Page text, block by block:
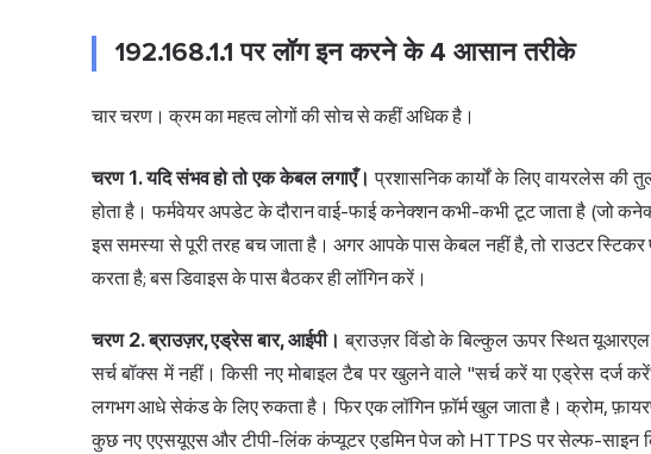
192.168.1.1 पर लॉग इन करने के 4 आसान तरीके
चार चरण। क्रम का महत्व लोगों की सोच से कहीं अधिक है।
चरण 1. यदि संभव हो तो एक केबल लगाएँ। प्रशासनिक कार्यों के लिए वायरलेस की
होता है। फर्मवेयर अपडेट के दौरान वाई-फाई कनेक्शन कभी-कभी टूट जाता है (जो
इस समस्या से पूरी तरह बच जाता है। अगर आपके पास केबल नहीं है, तो राउटर स्टिकर
करता है; बस डिवाइस के पास बैठकर ही लॉगिन करें।
चरण 2. ब्राउज़र, एड्रेस बार, आईपी। ब्राउज़र विंडो के बिल्कुल ऊपर स्थित
सर्च बॉक्स में नहीं। किसी नए मोबाइल टैब पर खुलने वाले "सर्च करें या एड्रेस दर्ज
लगभग आधे सेकंड के लिए रुकता है। फिर एक लॉगिन फ़ॉर्म खुल जाता है। क्रोम,
कुछ नए एएसयूएस और टीपी-लिंक कंप्यूटर एडमिन पेज को HTTPS पर सेल्फ-साइन